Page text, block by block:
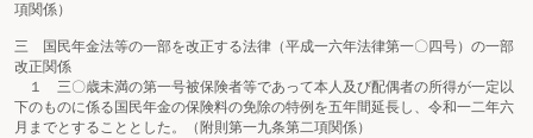
項関係）
三 国民年金法等の一部を改正する法律（平成一六年法律第一〇四号）の一部
改正関係
１ 三〇歳未満の第一号被保険者等であって本人及び配偶者の所得が一定以
下のものに係る国民年金の保険料の免除の特例を五年間延長し、令和一二年六
月までとすることとした。（附則第一九条第二項関係）